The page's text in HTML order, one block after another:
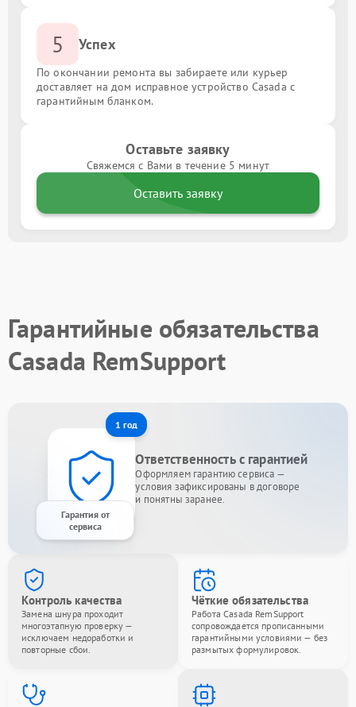
5 Успех
По окончании ремонта вы забираете или курьер
доставляет на дом исправное устройство Casada с
гарантийным бланком.
Оставьте заявку
Свяжемся с Вами в течение 5 минут
Оставить заявку
Гарантийные обязательства
Casada RemSupport
1 год
Гарантия от
сервиса
Ответственность с гарантией
Оформляем гарантию сервиса —
условия зафиксированы в договоре
и понятны заранее.
Контроль качества
Замена шнура проходит
многоэтапную проверку —
исключаем недоработки и
повторные сбои.
Чёткие обязательства
Работа Casada RemSupport
сопровождается прописанными
гарантийными условиями — без
размытых формулировок.